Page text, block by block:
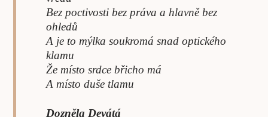
Bez poctivosti bez práva a hlavně bez
ohledů
A je to mýlka soukromá snad optického
klamu
Že místo srdce břicho má
A místo duše tlamu
Dozněla Devátá